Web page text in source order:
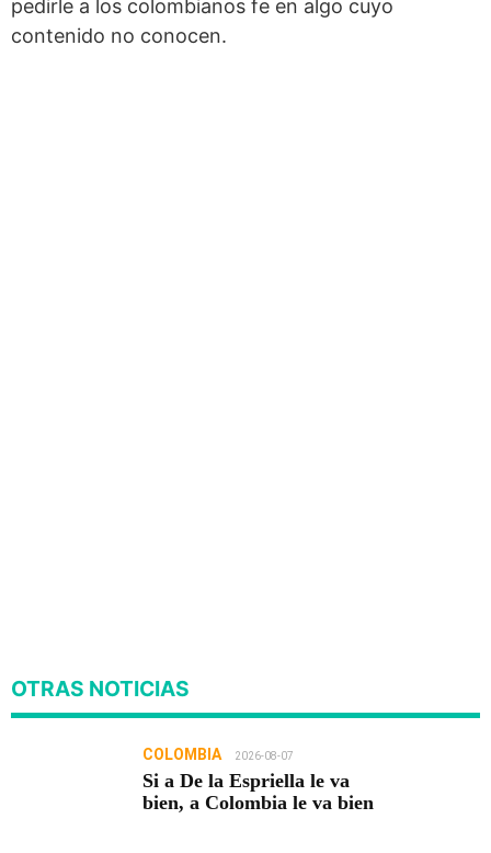
pedirle a los colombianos fe en algo cuyo
contenido no conocen.
OTRAS NOTICIAS
COLOMBIA 2026-08-07
Si a De la Espriella le va
bien, a Colombia le va bien